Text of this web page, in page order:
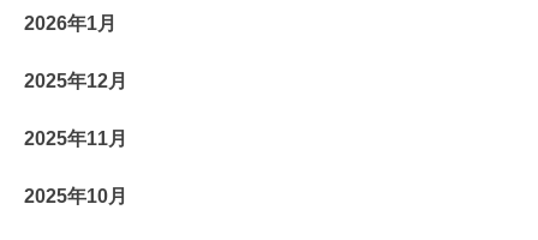
2026年1月
2025年12月
2025年11月
2025年10月